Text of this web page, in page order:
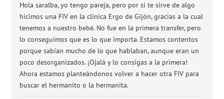
Hola saralba, yo tengo pareja, pero por si te sirve de algo
hicimos una FIV en la clínica Ergo de Gijón, gracias a la cual
tenemos a nuestro bebé. No fue en la primera transfer, pero
lo conseguimos que es lo que importa. Estamos contentos
porque sabían mucho de lo que hablaban, aunque eran un
poco desorganizados. ¡Ojalá y lo consigas a la primera!
Ahora estamos planteándonos volver a hacer otra FIV para
buscar el hermanito o la hermanita.